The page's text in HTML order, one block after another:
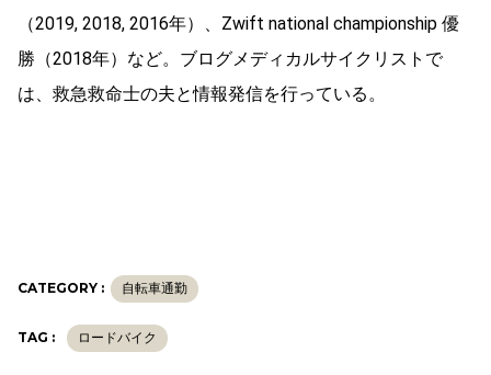
（2019, 2018, 2016年）、Zwift national championship 優
勝（2018年）など。ブログメディカルサイクリストで
は、救急救命士の夫と情報発信を行っている。
CATEGORY : 自転車通勤
TAG : ロードバイク